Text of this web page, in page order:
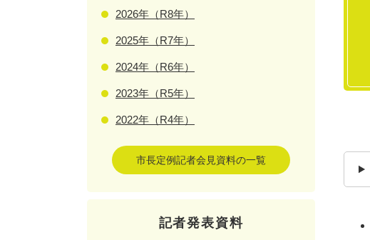
2026年（R8年）
2025年（R7年）
2024年（R6年）
2023年（R5年）
2022年（R4年）
市長定例記者会見資料の一覧
記者発表資料